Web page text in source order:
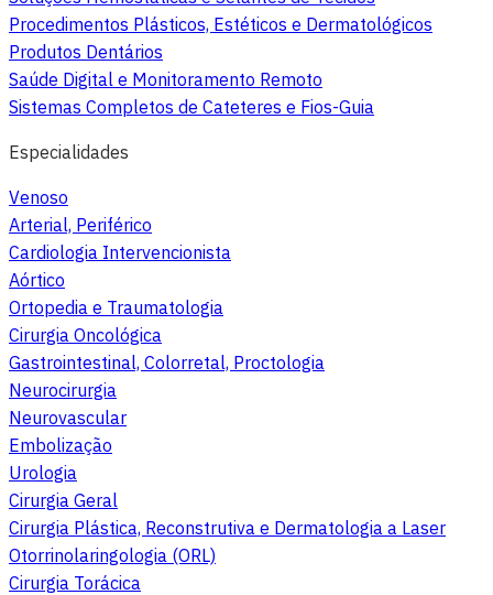
Procedimentos Plásticos, Estéticos e Dermatológicos
Produtos Dentários
Saúde Digital e Monitoramento Remoto
Sistemas Completos de Cateteres e Fios-Guia
Especialidades
Venoso
Arterial, Periférico
Cardiologia Intervencionista
Aórtico
Ortopedia e Traumatologia
Cirurgia Oncológica
Gastrointestinal, Colorretal, Proctologia
Neurocirurgia
Neurovascular
Embolização
Urologia
Cirurgia Geral
Cirurgia Plástica, Reconstrutiva e Dermatologia a Laser
Otorrinolaringologia (ORL)
Cirurgia Torácica